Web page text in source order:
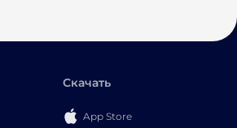
Скачать
App Store